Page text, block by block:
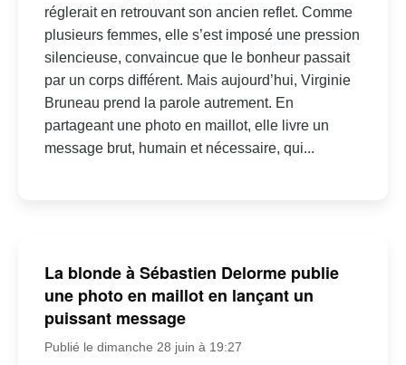
réglerait en retrouvant son ancien reflet. Comme
plusieurs femmes, elle s’est imposé une pression
silencieuse, convaincue que le bonheur passait
par un corps différent. Mais aujourd’hui, Virginie
Bruneau prend la parole autrement. En
partageant une photo en maillot, elle livre un
message brut, humain et nécessaire, qui...
La blonde à Sébastien Delorme publie
une photo en maillot en lançant un
puissant message
Publié le dimanche 28 juin à 19:27